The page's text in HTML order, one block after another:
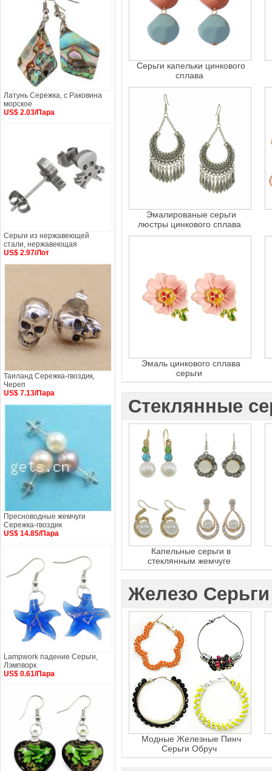
Серьги капельки цинкового
сплава
Эмалированые серьги
люстры цинкового сплава
Эмаль цинкового сплава
серьги
Стеклянные
Капельные серьги в
стеклянным жемчуге
Железо Серьги
Модные Железные Пинч
Серьги Обруч
Латунь Сережка, с Раковина
морское
US$ 2.03/Пара
Серьги из нержавеющей
стали, нержавеющая
US$ 2.97/Лот
Таиланд Сережка-гвоздик,
Череп
US$ 7.13/Пара
Пресноводные жемчуги
Сережка-гвоздик
US$ 14.85/Пара
Lampwork падение Серьги,
Лэмпворк
US$ 0.61/Пара